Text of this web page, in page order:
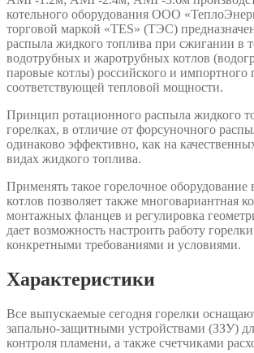
котельного оборудования ООО
торговой маркой «TES» (ТЭС)
распыла жидкого топлива при сжигании в
водотрубных и жаротрубных котлов
паровые котлы) российского и импортного
соответствующей тепловой мощности.
Принцип ротационного распыла жидкого
горелках, в отличие от форсуночного
одинаково эффективно, как на
видах жидкого топлива.
Применять такое горелочное оборудование
котлов позволяет также многовариантная
монтажных фланцев и регулировка
дает возможность настроить работу
конкретными требованиями и условиями.
Характеристики
Все выпускаемые сегодня горелки
запально-защитными устройствами (ЗЗУ)
контроля пламени, а также счетчиками